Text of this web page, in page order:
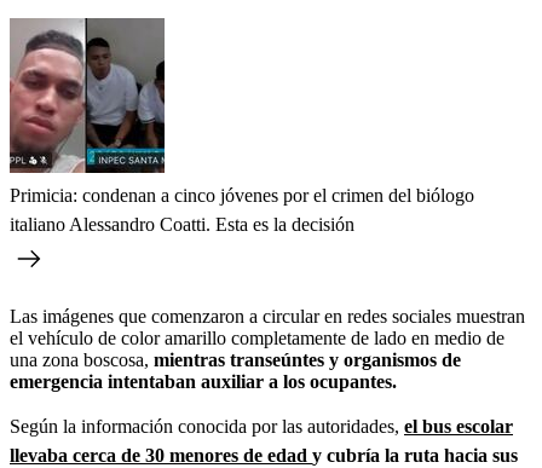
Primicia: condenan a cinco jóvenes por el crimen del biólogo
italiano Alessandro Coatti. Esta es la decisión
Las imágenes que comenzaron a circular en redes sociales muestran
el vehículo de color amarillo completamente de lado en medio de
una zona boscosa, mientras transeúntes y organismos de
emergencia intentaban auxiliar a los ocupantes.
Según la información conocida por las autoridades, el bus escolar
llevaba cerca de 30 menores de edad y cubría la ruta hacia sus